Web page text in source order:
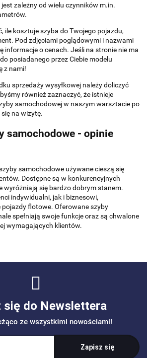
zależny od wielu czynników m.in.
ile kosztuje szyba do Twojego pojazdu,
Pod zdjęciami poglądowymi i nazwami
informacje o cenach. Jeśli na stronie nie ma
posiadanego przez Ciebie modelu
z nami!
sprzedaży wysyłkowej należy doliczyć
również zaznaczyć, że istnieje
samochodowej w naszym warsztacie po
na wizytę.
samochodowe - opinie
samochodowe używane cieszą się
Dostępne są w konkurencyjnych
wyróżniają się bardzo dobrym stanem.
indywidualni, jak i biznesowi,
flotowe. Oferowane szyby
spełniają swoje funkcje oraz są chwalone
wymagających klientów.
się do Newslettera
ze wszystkimi nowościami!